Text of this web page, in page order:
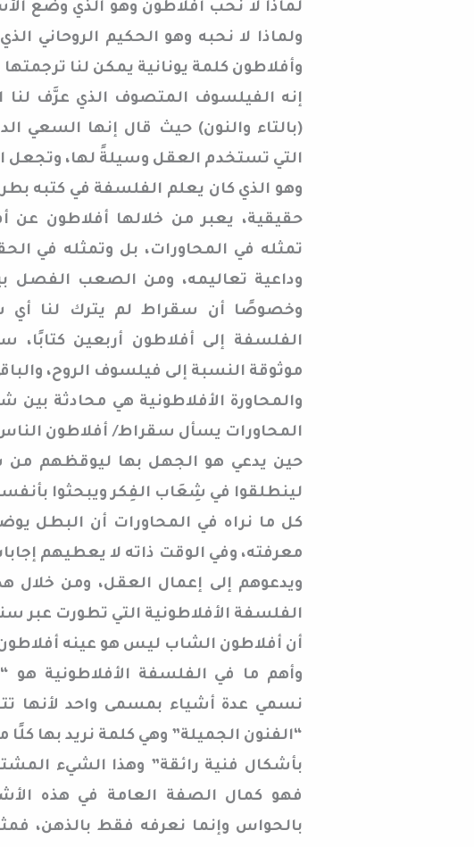
لماذا لا نحب أفلاطون وهو الذي وضع
ولماذا لا نحبه وهو الحكيم الروحاني
وأفلاطون كلمة يونانية يمكن لنا
إنه الفيلسوف المتصوف الذي عرَّف لنا
(بالتاء والنون) حيث قال إنها السعي
التي تستخدم العقل وسيلةً لها، وتجعل
وهو الذي كان يعلم الفلسفة في كتبه
حقيقية، يعبر من خلالها أفلاطون
تمثله في المحاورات، بل وتمثله في
وداعية تعاليمه، ومن الصعب الفصل
وخصوصًا أن سقراط لم يترك لنا
الفلسفة إلى أفلاطون أربعين
موثوقة النسبة إلى فيلسوف الروح،
والمحاورة الأفلاطونية هي محادثة
المحاورات يسأل سقراط/ أفلاطون
حين يدعي هو الجهل بها ليوقظهم من
لينطلقوا في شِعَاب الفِكر ويبحثوا
كل ما نراه في المحاورات أن البطل
معرفته، وفي الوقت ذاته لا يعطيهم
ويدعوهم إلى إعمال العقل، ومن
الفلسفة الأفلاطونية التي تطورت عبر
أن أفلاطون الشاب ليس هو عينه
وأهم ما في الفلسفة الأفلاطونية هو
نسمي عدة أشياء بمسمى واحد لأنها
“الفنون الجميلة” وهي كلمة نريد بها
بأشكال فنية رائقة” وهذا الشيء
فهو كمال الصفة العامة في هذه
بالحواس وإنما نعرفه فقط بالذهن،